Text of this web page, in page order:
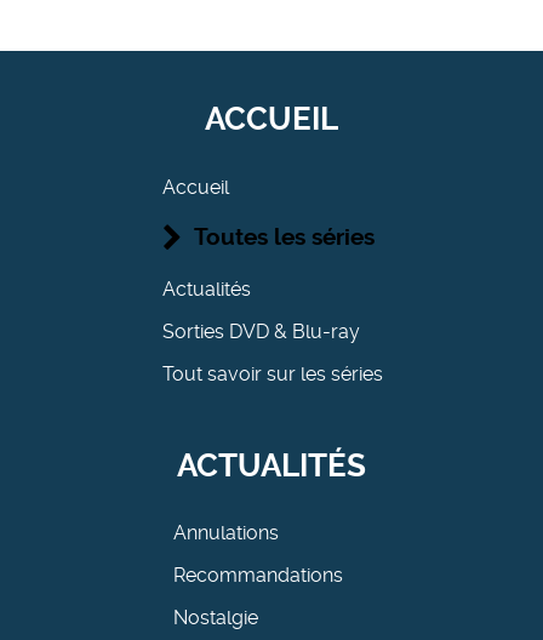
ACCUEIL
Accueil
Toutes les séries
Actualités
Sorties DVD & Blu-ray
Tout savoir sur les séries
ACTUALITÉS
Annulations
Recommandations
Nostalgie